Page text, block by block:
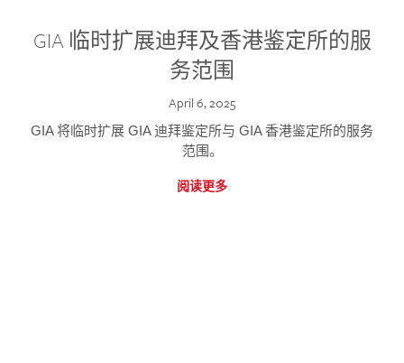
GIA 临时扩展迪拜及香港鉴定所的服
务范围
April 6, 2025
GIA 将临时扩展 GIA 迪拜鉴定所与 GIA 香港鉴定所的服务
范围。
阅读更多